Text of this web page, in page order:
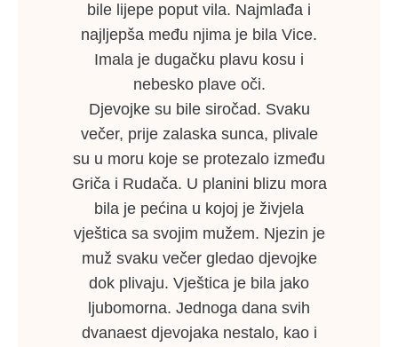
bile lijepe poput vila. Najmlađa i
najljepša među njima je bila Vice.
Imala je dugačku plavu kosu i
nebesko plave oči.
Djevojke su bile siročad. Svaku
večer, prije zalaska sunca, plivale
su u moru koje se protezalo između
Griča i Rudača. U planini blizu mora
bila je pećina u kojoj je živjela
vještica sa svojim mužem. Njezin je
muž svaku večer gledao djevojke
dok plivaju. Vještica je bila jako
ljubomorna. Jednoga dana svih
dvanaest djevojaka nestalo, kao i